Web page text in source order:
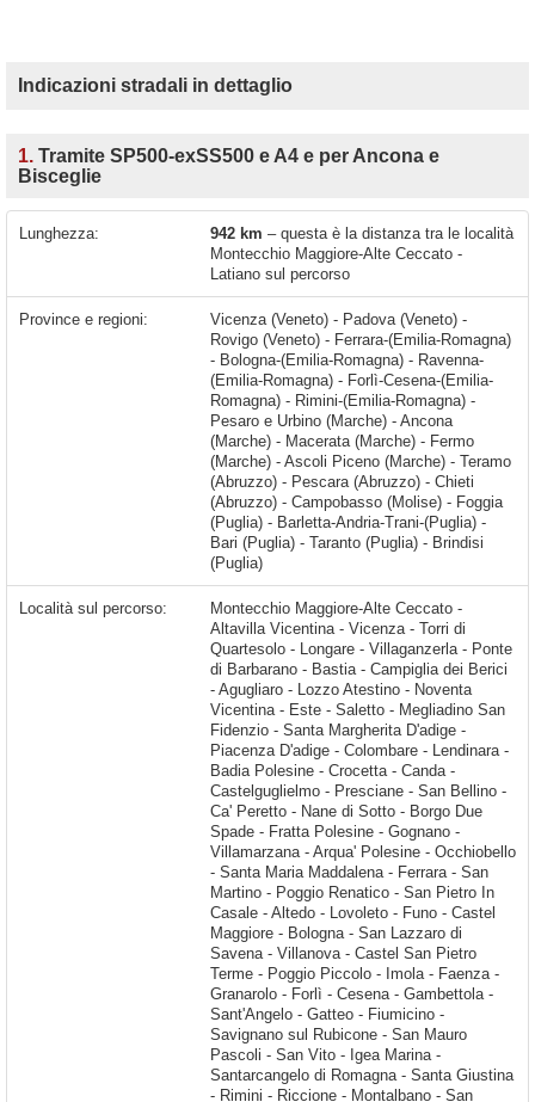
Indicazioni stradali in dettaglio
1. Tramite SP500-exSS500 e A4 e per Ancona e
Bisceglie
Lunghezza: 942 km – questa è la distanza tra le località
Montecchio Maggiore-Alte Ceccato -
Latiano sul percorso
Province e regioni:
Vicenza (Veneto) - Padova (Veneto) -
Rovigo (Veneto) - Ferrara-(Emilia-Romagna)
- Bologna-(Emilia-Romagna) - Ravenna-
(Emilia-Romagna) - Forlì-Cesena-(Emilia-
Romagna) - Rimini-(Emilia-Romagna) -
Pesaro e Urbino (Marche) - Ancona
(Marche) - Macerata (Marche) - Fermo
(Marche) - Ascoli Piceno (Marche) - Teramo
(Abruzzo) - Pescara (Abruzzo) - Chieti
(Abruzzo) - Campobasso (Molise) - Foggia
(Puglia) - Barletta-Andria-Trani-(Puglia) -
Bari (Puglia) - Taranto (Puglia) - Brindisi
(Puglia)
Località sul percorso: Montecchio Maggiore-Alte Ceccato - Altavilla Vicentina - Vicenza - Torri di Quartesolo - Longare - Villaganzerla - Ponte di Barbarano - Bastia - Campiglia dei Berici - Agugliaro - Lozzo Atestino - Noventa Vicentina - Este - Saletto - Megliadino San Fidenzio - Santa Margherita D'adige - Piacenza D'adige - Colombare - Lendinara - Badia Polesine - Crocetta - Canda - Castelguglielmo - Presciane - San Bellino - Ca' Peretto - Nane di Sotto - Borgo Due Spade - Fratta Polesine - Gognano - Villamarzana - Arqua' Polesine - Occhiobello - Santa Maria Maddalena - Ferrara - San Martino